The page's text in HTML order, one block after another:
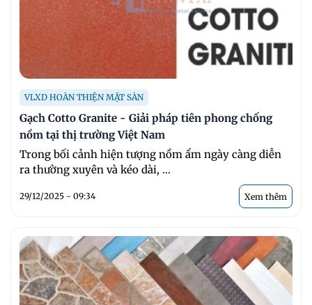
VLXD HOÀN THIỆN MẶT SÀN
Gạch Cotto Granite - Giải pháp tiên phong chống
nồm tại thị trường Việt Nam
Trong bối cảnh hiện tượng nồm ẩm ngày càng diễn
ra thường xuyên và kéo dài, ...
29/12/2025 - 09:34 Xem thêm